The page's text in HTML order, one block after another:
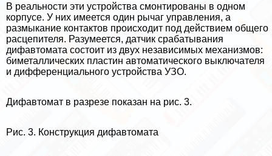
В реальности эти устройства смонтированы в одном
корпусе. У них имеется один рычаг управления, а
размыкание контактов происходит под действием общего
расцепителя. Разумеется, датчик сpaбатывания
дифавтомата состоит из двух независимых механизмов:
биметаллических пластин автоматического выключателя
и дифференциального устройства УЗО.
Дифавтомат в разрезе показан на рис. 3.
Рис. 3. Конструкция дифавтомата